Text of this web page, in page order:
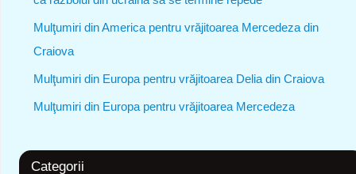
Mulţumiri din America pentru vrăjitoarea Mercedeza din
Craiova
Mulţumiri din Europa pentru vrăjitoarea Delia din Craiova
Mulţumiri din Europa pentru vrăjitoarea Mercedeza
Categorii